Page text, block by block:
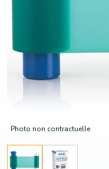
Photo non contractuelle